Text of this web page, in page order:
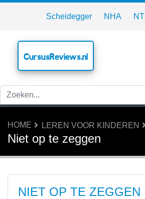
Scheidegger NHA NTI
CursusReviews.nl
HOME LEREN VOOR KINDEREN
Niet op te zeggen
NIET OP TE ZEGGEN